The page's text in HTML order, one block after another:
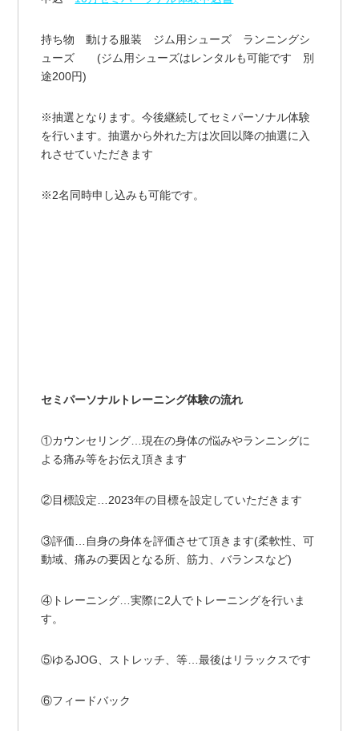
持ち物 動ける服装 ジム用シューズ ランニングシ
ューズ (ジム用シューズはレンタルも可能です 別
途200円)
※抽選となります。今後継続してセミパーソナル体験
を行います。抽選から外れた方は次回以降の抽選に入
れさせていただきます
※2名同時申し込みも可能です。
セミパーソナルトレーニング体験の流れ
①カウンセリング…現在の身体の悩みやランニングに
よる痛み等をお伝え頂きます
②目標設定…2023年の目標を設定していただきます
③評価…自身の身体を評価させて頂きます(柔軟性、可
動域、痛みの要因となる所、筋力、バランスなど)
④トレーニング…実際に2人でトレーニングを行いま
す。
⑤ゆるJOG、ストレッチ、等…最後はリラックスです
⑥フィードバック